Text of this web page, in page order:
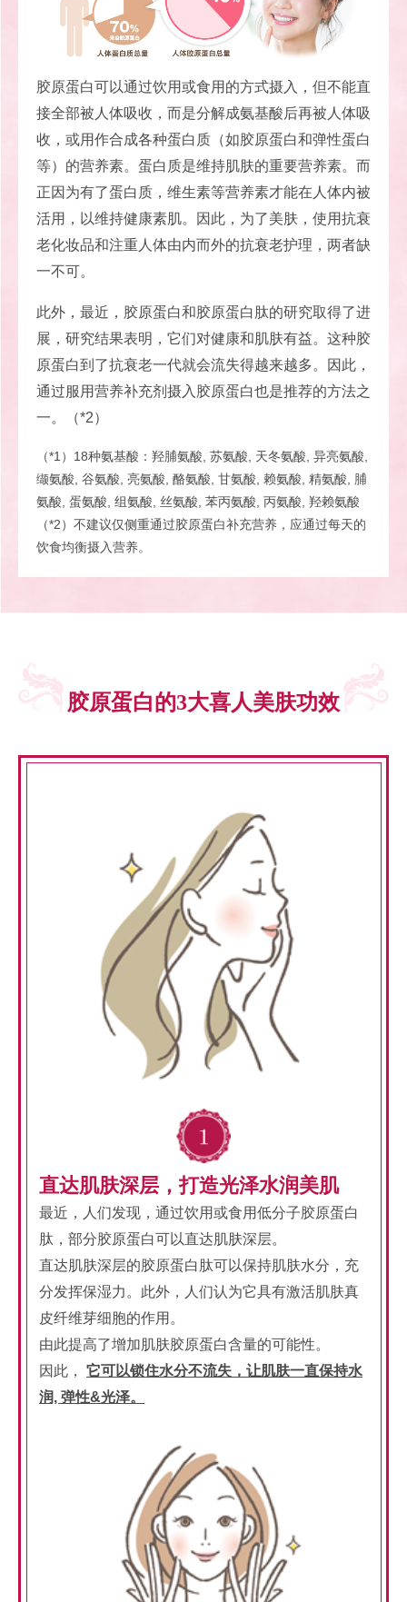
胶原蛋白可以通过饮用或食用的方式摄入，但不能直
接全部被人体吸收，而是分解成氨基酸后再被人体吸
收，或用作合成各种蛋白质（如胶原蛋白和弹性蛋白
等）的营养素。蛋白质是维持肌肤的重要营养素。而
正因为有了蛋白质，维生素等营养素才能在人体内被
活用，以维持健康素肌。因此，为了美肤，使用抗衰
老化妆品和注重人体由内而外的抗衰老护理，两者缺
一不可。
此外，最近，胶原蛋白和胶原蛋白肽的研究取得了进
展，研究结果表明，它们对健康和肌肤有益。这种胶
原蛋白到了抗衰老一代就会流失得越来越多。因此，
通过服用营养补充剂摄入胶原蛋白也是推荐的方法之
一。（*2）
（*1）18种氨基酸：羟脯氨酸, 苏氨酸, 天冬氨酸, 异亮氨酸,
缬氨酸, 谷氨酸, 亮氨酸, 酪氨酸, 甘氨酸, 赖氨酸, 精氨酸, 脯
氨酸, 蛋氨酸, 组氨酸, 丝氨酸, 苯丙氨酸, 丙氨酸, 羟赖氨酸
（*2）不建议仅侧重通过胶原蛋白补充营养，应通过每天的
饮食均衡摄入营养。
胶原蛋白的3大喜人美肤功效
直达肌肤深层，打造光泽水润美肌
最近，人们发现，通过饮用或食用低分子胶原蛋白
肽，部分胶原蛋白可以直达肌肤深层。
直达肌肤深层的胶原蛋白肽可以保持肌肤水分，充
分发挥保湿力。此外，人们认为它具有激活肌肤真
皮纤维芽细胞的作用。
由此提高了增加肌肤胶原蛋白含量的可能性。
因此， 它可以锁住水分不流失，让肌肤一直保持水
润, 弹性&光泽。